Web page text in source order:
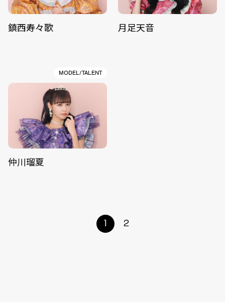
鎮西寿々歌 月足天音
MODEL/TALENT
仲川瑠夏
1 2